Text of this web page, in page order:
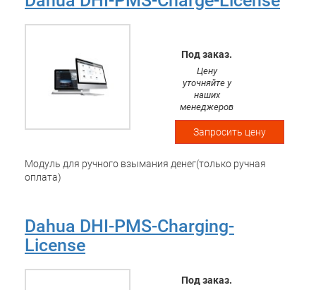
Модуль для ручного взымания денег(только ручная
оплата)
Под заказ.
Цену
уточняйте у
наших
менеджеров
Запросить цену
Dahua DHI-PMS-Charging-
License
Под заказ.